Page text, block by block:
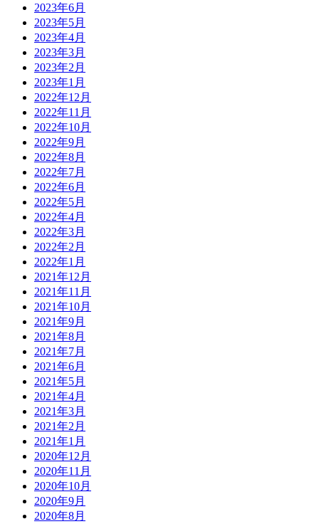
2023年6月
2023年5月
2023年4月
2023年3月
2023年2月
2023年1月
2022年12月
2022年11月
2022年10月
2022年9月
2022年8月
2022年7月
2022年6月
2022年5月
2022年4月
2022年3月
2022年2月
2022年1月
2021年12月
2021年11月
2021年10月
2021年9月
2021年8月
2021年7月
2021年6月
2021年5月
2021年4月
2021年3月
2021年2月
2021年1月
2020年12月
2020年11月
2020年10月
2020年9月
2020年8月